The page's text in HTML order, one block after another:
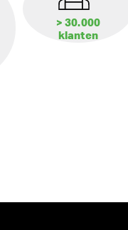
> 30.000
klanten